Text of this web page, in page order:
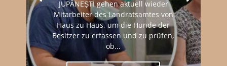
JUPÂNEȘTI gehen aktuell wieder
Mitarbeiter des Landratsamtes von
Haus zu Haus, um die Hunde der
Besitzer zu erfassen und zu prüfen,
ob...